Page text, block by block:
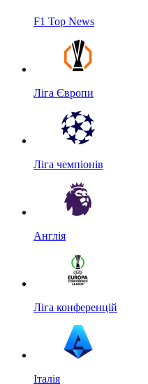
F1 Top News
Ліга Європи
Ліга чемпіонів
Англія
Ліга конференцій
Італія